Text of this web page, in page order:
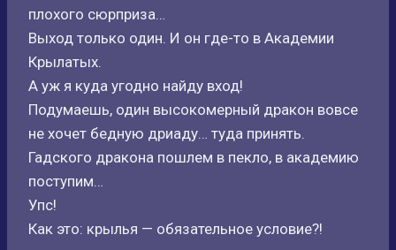
плохого сюрприза…
Выход только один. И он где-то в Академии
Крылатых.
А уж я куда угодно найду вход!
Подумаешь, один высокомерный дракон вовсе
не хочет бедную дриаду… туда принять.
Гадского дракона пошлем в пекло, в академию
поступим…
Упс!
Как это: крылья — обязательное условие?!